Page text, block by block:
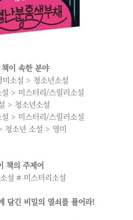
이 속한 분야
소설 > 청소년소설
> 미스터리/스릴러소설
> 청소년소설
> 미스터리/스릴러소설
청소년 소설 > 영미
책의 주제어
설 # 미스터리소설
담긴 비밀의 열쇠를 풀어라!